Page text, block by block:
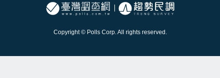
Copyright © Polls Corp. All rights reserved.